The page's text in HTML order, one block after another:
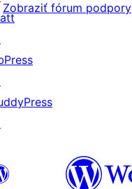
Zobraziť fórum podpory